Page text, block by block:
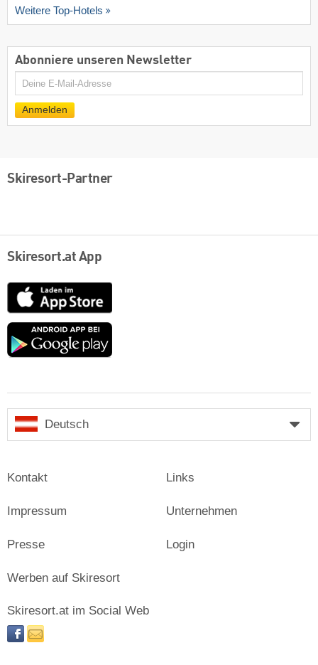
Weitere Top-Hotels
Abonniere unseren Newsletter
E-
Anmelden
Skiresort-Partner
Skiresort.at App
App
Store
Google
Deutsch
Kontakt
Impressum
Presse
Links
Unternehmen
Login
Werben auf Skiresort
Skiresort.at im Social Web
facebooknewsletter